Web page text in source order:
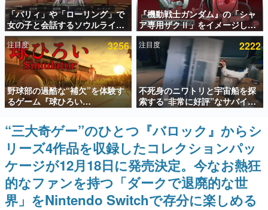
アプリセール情報
インタビュー
連載・特集一覧
殿堂入り記事
SNS拡散数が数千以上！ ページビュー数万以上！ などな
ど。多くの人々に読まれた、電ファミ渾身の“殿堂入り”記
事をまとめました。
ゲームの企画書
名作ゲームクリエイターの方々に製作時のエピソードをお
聞きし、ヒットする企画（ゲーム）とは何か？を探ってい
きます。
赫本
この物語を解いてはいけない。『赫本』は、〈試験問題〉
の形をした短編ホラー小説集です。
「パリィ」や「ローリング」で
女の子と会話するソウルライク
恋愛ゲーム『小早川さんはソウ
ルライク』無料公開。返事に失
敗すると「YOU DIED」
『機動戦士ガンダム』の「シャ
ア専用ザクⅡ」をイメージした
散水ホースリールが予約開始。
本体にはシャアのパーソナルマ
ークやジオン公国軍のエンブレ
ム、型式番号などを配置
注目度 3256
野球部の過酷な“補欠”を体験す
るゲーム『球ひろい
Simulator』が「1件」のウィッ
シュリストをもとにチェコ語に
対応しSNSで話題に。『キング
ダム・カム』開発元やチェコの
プロ野球選手から称賛の声
注目度 2222
不死身のニワトリと宇宙船を探
索する“非常に好評”なサバイバ
ルゲーム『Breathedge』が無
料で配布中。入手できる期間は8
月10日まで
“三大奇ゲー”のひとつ『バロック』からシ
リーズ4作品を収録したコレクションパッ
ケージが12月18日に発売決定。今なお熱狂
的なファンを持つ「ダークで退廃的な世
界」をNintendo Switchで存分に楽しめる